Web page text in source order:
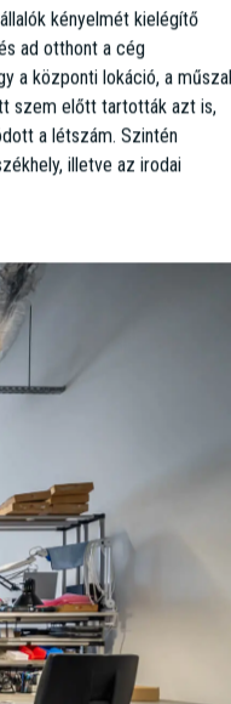
egyre égetőbb, evidens
ESTON irodabérbeadási
által kínált lehetőségeket.
kényelmét kielégítő
ad otthont a cég
a központi lokáció, a műszaki